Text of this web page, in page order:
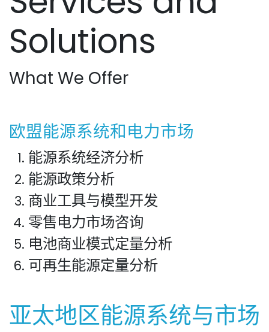
Solutions
What We Offer
欧盟能源系统和电力市场
能源系统经济分析
能源政策分析
商业工具与模型开发
零售电力市场咨询
电池商业模式定量分析
可再生能源定量分析
亚太地区能源系统与市场